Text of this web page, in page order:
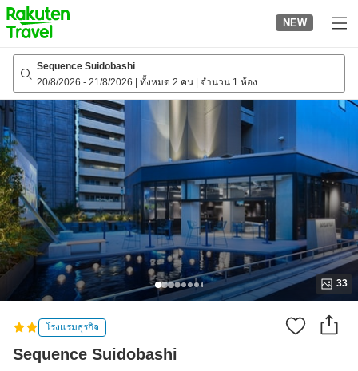
to
top
page
NEW
Sequence Suidobashi
20/8/2026 - 21/8/2026 ทั้งหมด 2 คน จำนวน 1 ห้อง
33
โรงแรมธุรกิจ
Sequence Suidobashi